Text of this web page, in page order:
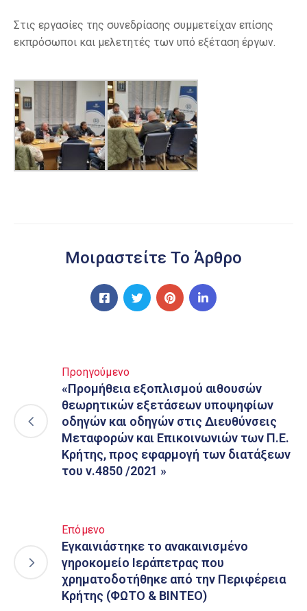
Στις εργασίες της συνεδρίασης συμμετείχαν επίσης
εκπρόσωποι και μελετητές των υπό εξέταση έργων.
Μοιραστείτε Το Άρθρο
Προηγούμενο
«Προμήθεια εξοπλισμού αιθουσών
θεωρητικών εξετάσεων υποψηφίων
οδηγών και οδηγών στις Διευθύνσεις
Μεταφορών και Επικοινωνιών των Π.Ε.
Κρήτης, προς εφαρμογή των διατάξεων
του ν.4850 /2021 »
Επόμενο
Εγκαινιάστηκε το ανακαινισμένο
γηροκομείο Ιεράπετρας που
χρηματοδοτήθηκε από την Περιφέρεια
Κρήτης (ΦΩΤΟ & ΒΙΝΤΕΟ)